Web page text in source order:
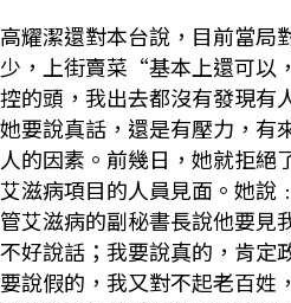
高耀潔還對本台說，目前當局
少，上街賣菜“基本上還可以
控的頭，我出去都沒有發現有
她要說真話，還是有壓力，有
人的因素。前幾日，她就拒絕
艾滋病項目的人員見面。她
管艾滋病的副秘書長說他要見
不好說話；我要說真的，肯定
要說假的，我又對不起老百